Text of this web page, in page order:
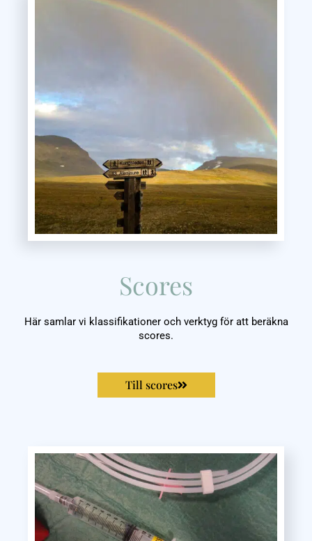
Scores
Här samlar vi klassifikationer och verktyg för att beräkna
scores.
Till scores